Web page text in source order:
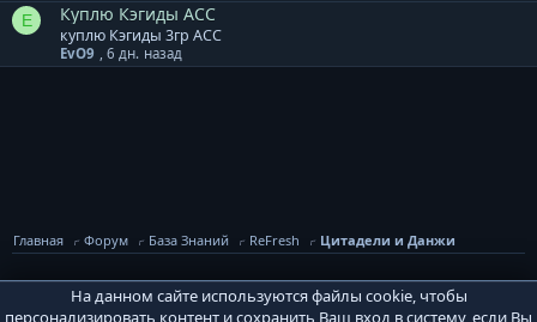
E Куплю Кэгиды АСС
куплю Кэгиды 3гр АСС
EvO9 , 6 дн. назад
Главная Форум База Знаний ReFresh Цитадели и Данжи
PvPWaR Style Debug
На данном сайте используются файлы cookie, чтобы
персонализировать контент и сохранить Ваш вход в систему, если Вы